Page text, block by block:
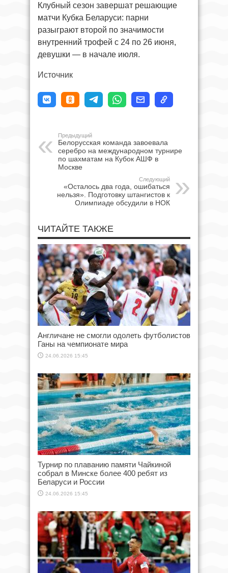
Клубный сезон завершат решающие
матчи Кубка Беларуси: парни
разыграют второй по значимости
внутренний трофей с 24 по 26 июня,
девушки — в начале июля.
Источник
Предыдущий
Белорусская команда завоевала
серебро на международном турнире
по шахматам на Кубок АШФ в
Москве
Следующий
«Осталось два года, ошибаться
нельзя». Подготовку штангистов к
Олимпиаде обсудили в НОК
ЧИТАЙТЕ ТАКЖЕ
Англичане не смогли одолеть футболистов
Ганы на чемпионате мира
24.06.2026 15:45
Турнир по плаванию памяти Чайкиной
собрал в Минске более 400 ребят из
Беларуси и России
24.06.2026 15:45